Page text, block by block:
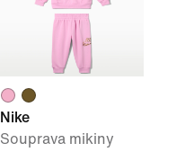
Nike
Souprava mikiny